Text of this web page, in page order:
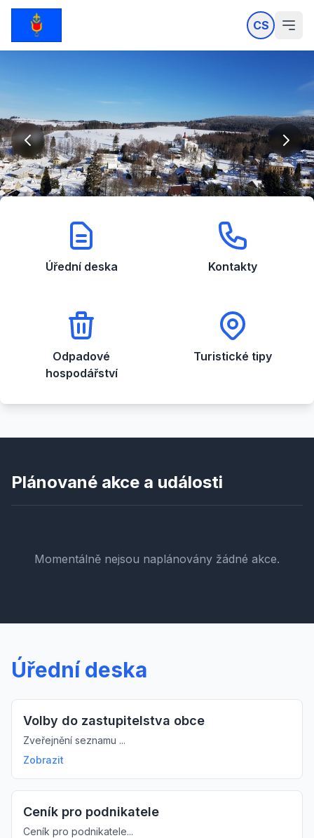
CS
Úřední deska Kontakty
Odpadové
hospodářství
Turistické tipy
Plánované akce a události
Momentálně nejsou naplánovány žádné akce.
Úřední deska
Volby do zastupitelstva obce
Zveřejnění seznamu ...
Zobrazit
Ceník pro podnikatele
Ceník pro podnikatele...